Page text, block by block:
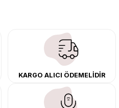
özel performans egzozları ve
kit uygulamalarıyla aracınızın
taşıyabilirsiniz.
uzun ömürlüdür. İstanbul’daki montaj
Türkiye’nin her yerine güvenli
değer katmak için doğru
KARGO ALICI ÖDEMELİDİR